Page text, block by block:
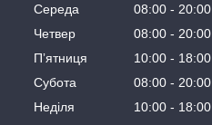
Середа
08:00
20:00
Четвер
08:00
20:00
Пʼятниця
10:00
18:00
Субота
08:00
20:00
Неділя
10:00 18:00